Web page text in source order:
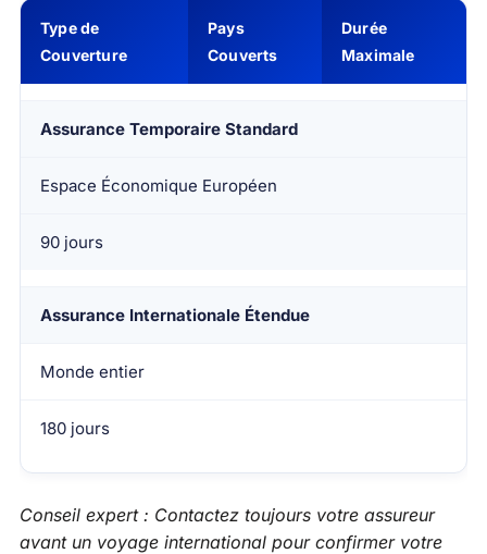
Type de
Couverture
Pays
Couverts
Durée
Maximale
Assurance Temporaire Standard
Espace Économique Européen
90 jours
Assurance Internationale Étendue
Monde entier
180 jours
Conseil expert : Contactez toujours votre assureur
avant un voyage international pour confirmer votre